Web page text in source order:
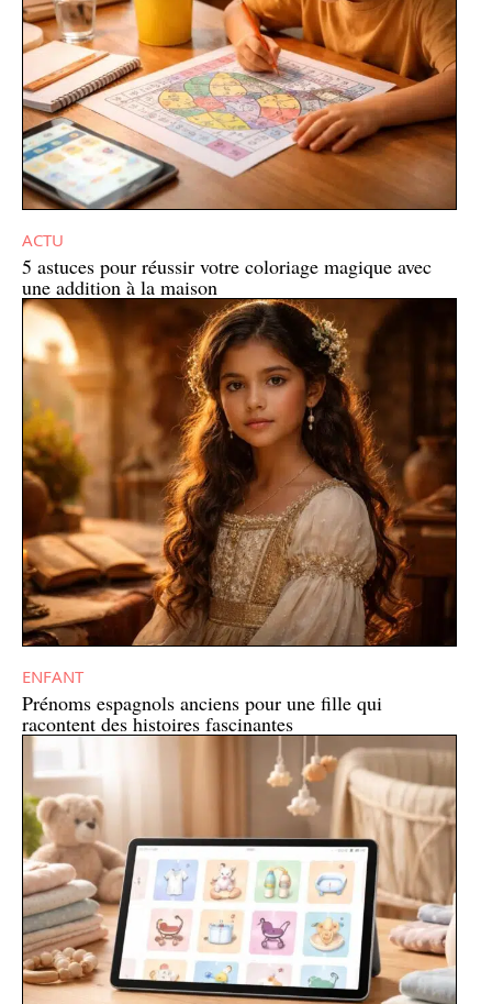
ACTU
5 astuces pour réussir votre coloriage magique avec
une addition à la maison
ENFANT
Prénoms espagnols anciens pour une fille qui
racontent des histoires fascinantes